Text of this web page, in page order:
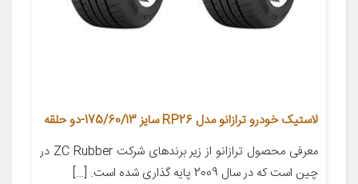
لاستیک خودرو ترازانو مدل RP26 سایز 175/60/13-دو حلقه
معرفی محصول ترازانو از زیر برندهای شرکت ZC Rubber در
چین است که در سال 2009 پایه گذاری شده است. […]